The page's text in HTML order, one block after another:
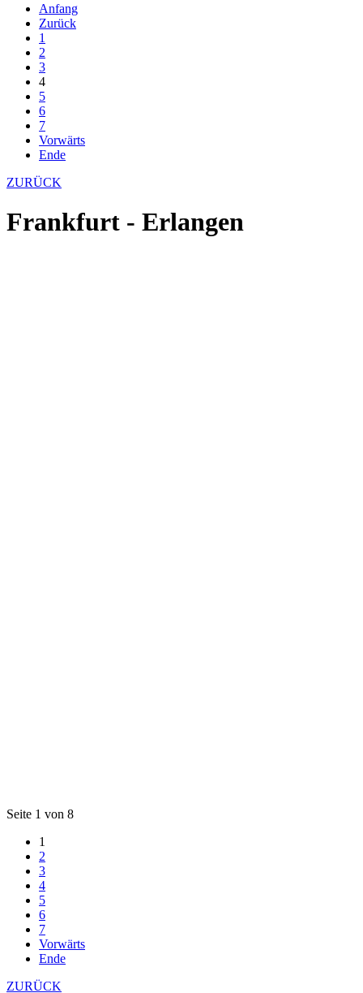
Anfang
Zurück
1
2
3
4
5
6
7
Vorwärts
Ende
ZURÜCK
Frankfurt - Erlangen
Seite 1 von 8
1
2
3
4
5
6
7
Vorwärts
Ende
ZURÜCK